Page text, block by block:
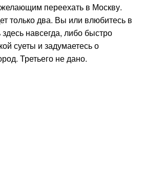
переехать в Москву.
только два. Вы или влюбитесь в
навсегда, либо быстро
суеты и задумаетесь о
Третьего не дано.